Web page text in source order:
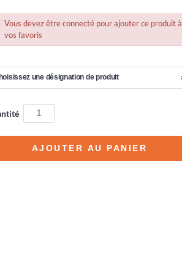
Vous devez être connecté pour ajouter ce produit à
vos favoris